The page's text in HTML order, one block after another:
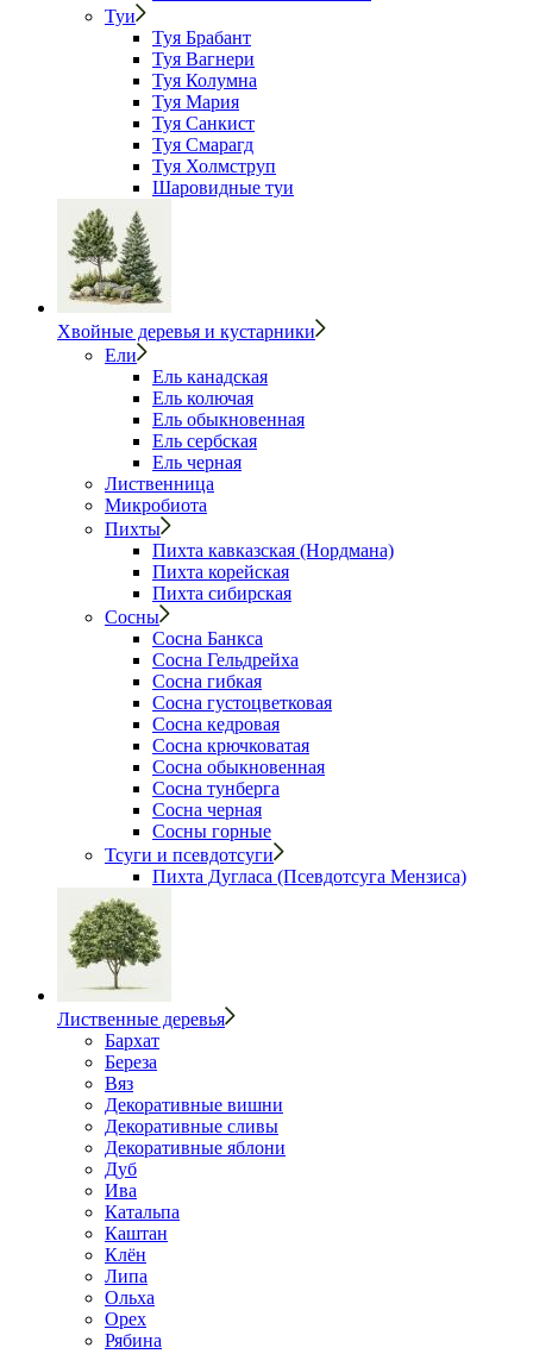
Туи
Туя Брабант
Туя Вагнери
Туя Колумна
Туя Мария
Туя Санкист
Туя Смарагд
Туя Холмструп
Шаровидные туи
Хвойные деревья и кустарники
Ели
Ель канадская
Ель колючая
Ель обыкновенная
Ель сербская
Ель черная
Лиственница
Микробиота
Пихты
Пихта кавказская (Нордмана)
Пихта корейская
Пихта сибирская
Сосны
Сосна Банкса
Сосна Гельдрейха
Сосна гибкая
Сосна густоцветковая
Сосна кедровая
Сосна крючковатая
Сосна обыкновенная
Сосна тунберга
Сосна черная
Сосны горные
Тсуги и псевдотсуги
Пихта Дугласа (Псевдотсуга Мензиса)
Лиственные деревья
Бархат
Береза
Вяз
Декоративные вишни
Декоративные сливы
Декоративные яблони
Дуб
Ива
Катальпа
Каштан
Клён
Липа
Ольха
Орех
Рябина